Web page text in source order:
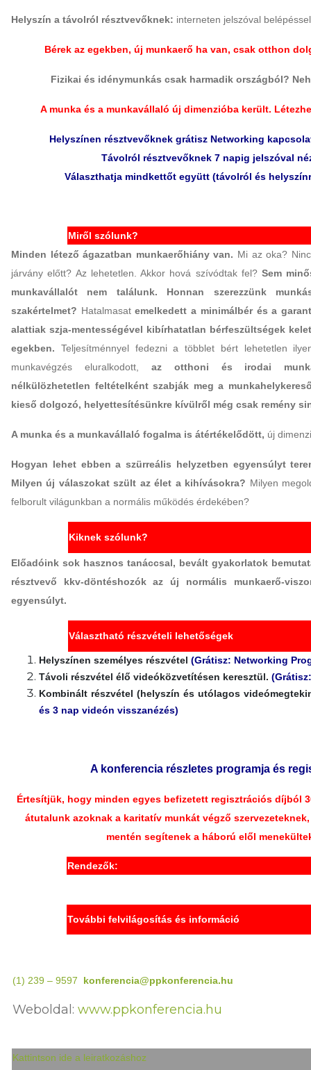
Helyszín a távolról résztvevőknek: interneten jelszóval
Bérek az egekben, új munkaerő ha van, csak otthon
Fizikai és idénymunkás csak harmadik országból?
A munka és a munkavállaló új dimenzióba került.
Helyszínen résztvevőknek grátisz Networking
Távolról résztvevőknek 7 napig jelszóval
Választhatja mindkettőt együtt (távolról és
Miről szólunk?
Minden létező ágazatban munkaerőhiány van. Mi az oka?
járvány előtt? Az lehetetlen. Akkor hová szívódtak fel? Sem
munkavállalót nem találunk. Honnan szerezzünk
szakértelmet? Hatalmasatemelkedett a minimálbér és a
alattiak szja-mentességével kibírhatatlan bérfeszültségek
egekben. Teljesítménnyel fedezni a többlet bért lehetetlen
munkavégzés eluralkodott, az otthoni és irodai
nélkülözhetetlen feltételként szabják meg a
kieső dolgozó, helyettesítésünkre kívülről még csak remény
A munka és a munkavállaló fogalma is átértékelődött, új
Hogyan lehet ebben a szürreális helyzetben egyensúlyt
Milyen új válaszokat szült az élet a kihívásokra? Milyen
felborult világunkban a normális működés érdekében?
Kiknek szólunk?
Előadóink sok hasznos tanáccsal, bevált gyakorlatok
résztvevő kkv-döntéshozók az új normális munkaerő-
egyensúlyt.
Választható részvételi lehetőségek
Helyszínen személyes részvétel (Grátisz: Networking
Távoli részvétel élő videóközvetítésen keresztül.
Kombinált részvétel (helyszín és utólagos
és 3 nap videón visszanézés)
A konferencia részletes programja és
Értesítjük, hogy minden egyes befizetett regisztrációs díjból
átutalunk azoknak a karitatív munkát végző
mentén segítenek a háború elől
Rendezők:
További felvilágosítás és információ
(1) 239 – 9597 konferencia@ppkonferencia.hu
Weboldal: www.ppkonferencia.hu
Kattintson ide a leiratkozáshoz